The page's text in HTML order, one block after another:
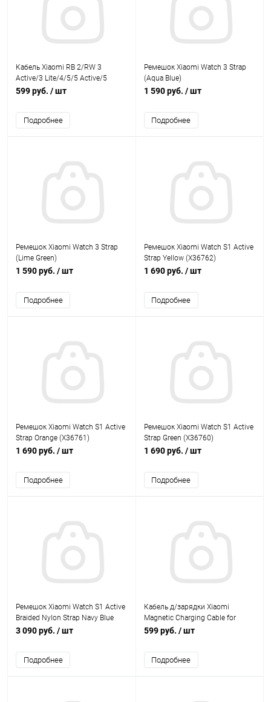
Кабель Xiaomi RB 2/RW 3
Active/3 Lite/4/5/5 Active/5
Lite/SB 8/8 Active/8 Pro/9/9
599 руб. / шт
Подробнее
Ремешок Xiaomi Watch 3 Strap
(Aqua Blue)
1 590 руб. / шт
Подробнее
Ремешок Xiaomi Watch 3 Strap
(Lime Green)
1 590 руб. / шт
Подробнее
Ремешок Xiaomi Watch S1 Active
Strap Yellow (X36762)
1 690 руб. / шт
Подробнее
Ремешок Xiaomi Watch S1 Active
Strap Orange (X36761)
1 690 руб. / шт
Подробнее
Ремешок Xiaomi Watch S1 Active
Strap Green (X36760)
1 690 руб. / шт
Подробнее
Ремешок Xiaomi Watch S1 Active
Braided Nylon Strap Navy Blue
(X40850)
3 090 руб. / шт
Подробнее
Кабель д/зарядки Xiaomi
Magnetic Charging Cable for
Wearables (X42519)
599 руб. / шт
Подробнее